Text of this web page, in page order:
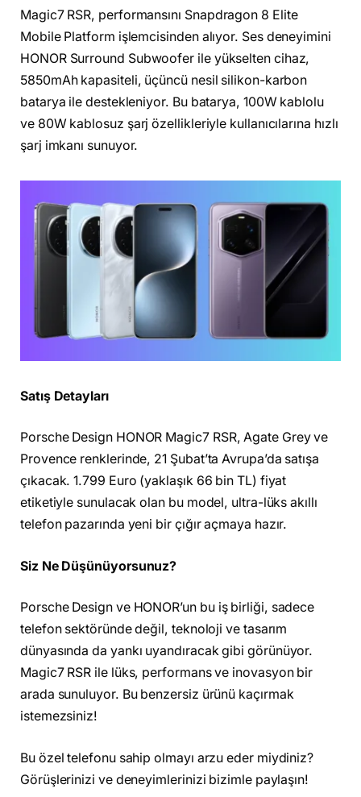
Magic7 RSR, performansını Snapdragon 8 Elite
Mobile Platform işlemcisinden alıyor. Ses deneyimini
HONOR Surround Subwoofer ile yükselten cihaz,
5850mAh kapasiteli, üçüncü nesil silikon-karbon
batarya ile destekleniyor. Bu batarya, 100W kablolu
ve 80W kablosuz şarj özellikleriyle kullanıcılarına hızlı
şarj imkanı sunuyor.
Satış Detayları
Porsche Design HONOR Magic7 RSR, Agate Grey ve
Provence renklerinde, 21 Şubat’ta Avrupa’da satışa
çıkacak. 1.799 Euro (yaklaşık 66 bin TL) fiyat
etiketiyle sunulacak olan bu model, ultra-lüks akıllı
telefon pazarında yeni bir çığır açmaya hazır.
Siz Ne Düşünüyorsunuz?
Porsche Design ve HONOR’un bu iş birliği, sadece
telefon sektöründe değil, teknoloji ve tasarım
dünyasında da yankı uyandıracak gibi görünüyor.
Magic7 RSR ile lüks, performans ve inovasyon bir
arada sunuluyor. Bu benzersiz ürünü kaçırmak
istemezsiniz!
Bu özel telefonu sahip olmayı arzu eder miydiniz?
Görüşlerinizi ve deneyimlerinizi bizimle paylaşın!